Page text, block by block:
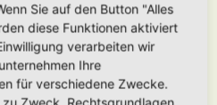
erfolgt spätestens nach Ablauf des
Stellen wir in dieser Zeit keine
Eintragung archivieren.
Hortus sondern um ein
die keinen klassischen
aber in Anlehnung an das
Sie auf den Button "Alles
diese Funktionen aktiviert
verarbeiten wir
Ihre
für verschiedene Zwecke.